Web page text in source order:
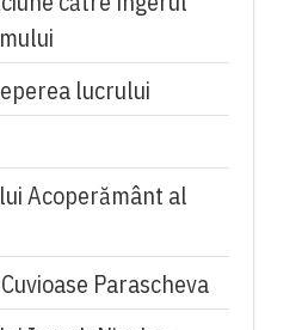
lucrului
Acoperământ al
Parascheva